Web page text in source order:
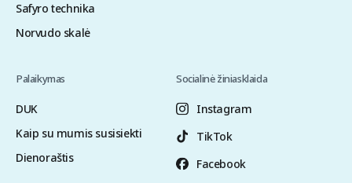
Safyro technika
Norvudo skalė
Palaikymas
DUK
Kaip su mumis susisiekti
Dienoraštis
Socialinė žiniasklaida
Instagram
TikTok
Facebook